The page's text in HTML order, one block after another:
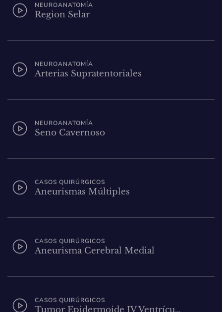
NEUROANATOMÍA
Region Selar
NEUROANATOMÍA
Arterias Supratentoriales
NEUROANATOMÍA
Seno Cavernoso
CASOS QUIRÚRGICOS
Aneurismas Múltiples
CASOS QUIRÚRGICOS
Aneurisma Cerebral Medial
CASOS QUIRÚRGICOS
Tumor Epidermoide IV Ventrícu…